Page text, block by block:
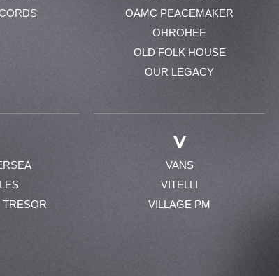
OAMC PEACEMAKER
OHROHEE
OLD FOLK HOUSE
OUR LEGACY
V
VANS
VITELLI
VILLAGE PM